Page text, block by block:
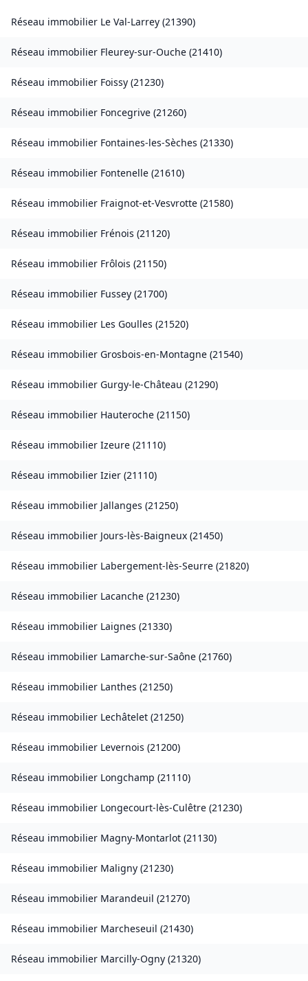
Réseau immobilier Le Val-Larrey (21390)
Réseau immobilier Fleurey-sur-Ouche (21410)
Réseau immobilier Foissy (21230)
Réseau immobilier Foncegrive (21260)
Réseau immobilier Fontaines-les-Sèches (21330)
Réseau immobilier Fontenelle (21610)
Réseau immobilier Fraignot-et-Vesvrotte (21580)
Réseau immobilier Frénois (21120)
Réseau immobilier Frôlois (21150)
Réseau immobilier Fussey (21700)
Réseau immobilier Les Goulles (21520)
Réseau immobilier Grosbois-en-Montagne (21540)
Réseau immobilier Gurgy-le-Château (21290)
Réseau immobilier Hauteroche (21150)
Réseau immobilier Izeure (21110)
Réseau immobilier Izier (21110)
Réseau immobilier Jallanges (21250)
Réseau immobilier Jours-lès-Baigneux (21450)
Réseau immobilier Labergement-lès-Seurre (21820)
Réseau immobilier Lacanche (21230)
Réseau immobilier Laignes (21330)
Réseau immobilier Lamarche-sur-Saône (21760)
Réseau immobilier Lanthes (21250)
Réseau immobilier Lechâtelet (21250)
Réseau immobilier Levernois (21200)
Réseau immobilier Longchamp (21110)
Réseau immobilier Longecourt-lès-Culêtre (21230)
Réseau immobilier Magny-Montarlot (21130)
Réseau immobilier Maligny (21230)
Réseau immobilier Marandeuil (21270)
Réseau immobilier Marcheseuil (21430)
Réseau immobilier Marcilly-Ogny (21320)